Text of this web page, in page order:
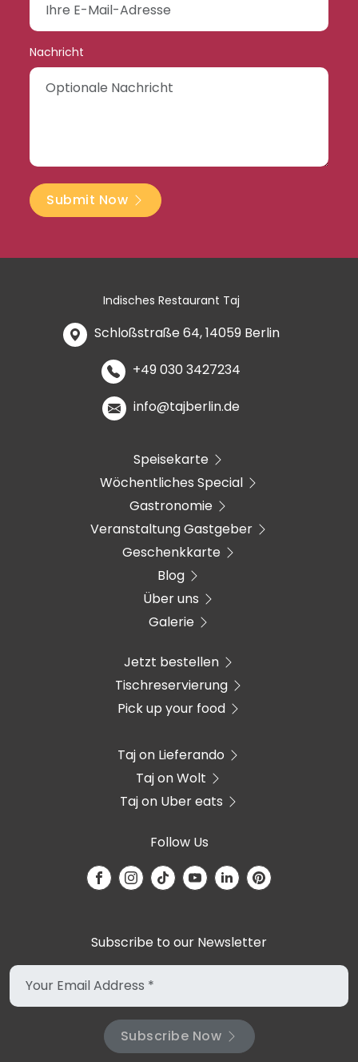
Nachricht
Submit Now
Indisches Restaurant Taj
Schloßstraße 64, 14059 Berlin
+49 030 3427234
info@tajberlin.de
Speisekarte
Wöchentliches Special
Gastronomie
Veranstaltung Gastgeber
Geschenkkarte
Blog
Über uns
Galerie
Jetzt bestellen
Tischreservierung
Pick up your food
Taj on Lieferando
Taj on Wolt
Taj on Uber eats
Follow Us
Subscribe to our Newsletter
Subscribe Now